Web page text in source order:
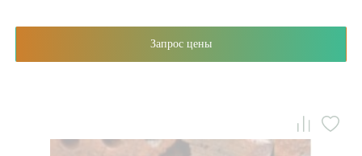
Запрос цены